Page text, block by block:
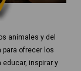
animales y del
para ofrecer los
inspirar y